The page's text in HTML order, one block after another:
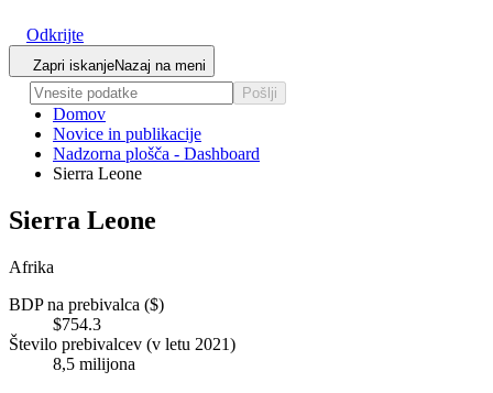
Odkrijte
Zapri iskanjeNazaj na meni
Pošlji
Domov
Novice in publikacije
Nadzorna plošča - Dashboard
Sierra Leone
Sierra Leone
Afrika
BDP na prebivalca ($)
$754.3
Število prebivalcev (v letu 2021)
8,5 milijona